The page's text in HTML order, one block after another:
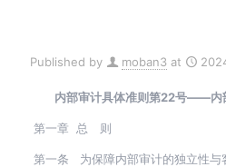
Published by moban3 at
内部审计具体准则第22号――内
第一章 总 则
第一条 为保障内部审计的独立性与